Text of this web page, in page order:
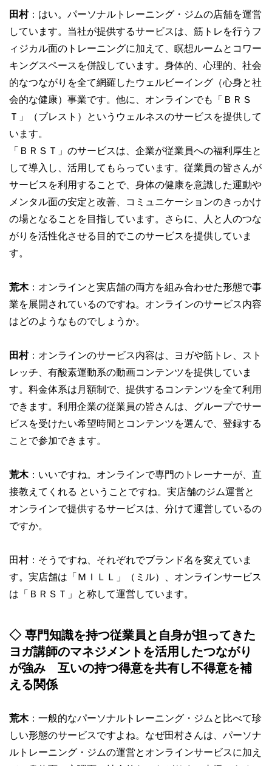
田村：はい。パーソナルトレーニング・ジムの店舗を運営
しています。当社が提供するサービスは、筋トレを行うフ
ィジカル面のトレーニングに加えて、瞑想ルームとコワー
キングスペースを併設しています。身体的、心理的、社会
的なつながりを全て網羅したウェルビーイング（心身と社
会的な健康）事業です。他に、オンラインでも「ＢＲＳ
Ｔ」（ブレスト）というウェルネスのサービスを提供して
います。
「ＢＲＳＴ」のサービスは、企業が従業員への福利厚生と
して導入し、活用してもらっています。従業員の皆さんが
サービスを利用することで、身体の健康を意識した運動や
メンタル面の安定と改善、コミュニケーションのきっかけ
の場となることを目指しています。さらに、人と人のつな
がりを活性化させる目的でこのサービスを提供していま
す。
荒木：オンラインと実店舗の両方を組み合わせた形態で事
業を展開されているのですね。オンラインのサービス内容
はどのようなものでしょうか。
田村：オンラインのサービス内容は、ヨガや筋トレ、スト
レッチ、有酸素運動系の動画コンテンツを提供していま
す。料金体系は月額制で、提供するコンテンツを全て利用
できます。利用企業の従業員の皆さんは、グループでサー
ビスを受けたい希望時間とコンテンツを選んで、登録する
ことで参加できます。
荒木：いいですね。オンラインで専門のトレーナーが、直
接教えてくれる ということですね。実店舗のジム運営と
オンラインで提供するサービスは、分けて運営しているの
ですか。
田村：そうですね、それぞれでブランド名を変えていま
す。実店舗は「ＭＩＬＬ」（ミル）、オンラインサービス
は「ＢＲＳＴ」と称して運営しています。
◇ 専門知識を持つ従業員と自身が担ってきた
ヨガ講師のマネジメントを活用したつながり
が強み 互いの持つ得意を共有し不得意を補
える関係
荒木：一般的なパーソナルトレーニング・ジムと比べて珍
しい形態のサービスですよね。なぜ田村さんは、パーソナ
ルトレーニング・ジムの運営とオンラインサービスに加え